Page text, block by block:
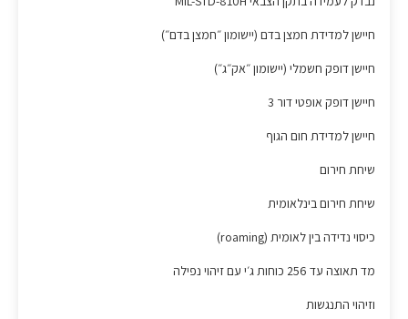
חיישן למדידת חמצן בדם (יישומון ״חמצן בדם״)
חיישן דופק חשמלי (יישומון ״אק״ג״)
חיישן דופק אופטי דור 3
חיישן למדידת חום הגוף
שיחת חירום
שיחת חירום בינלאומית
כיסוי נדידה בין לאומית (roaming)
מד תאוצה עד 256 כוחות ג׳י עם זיהוי נפילה
וזיהוי התנגשות